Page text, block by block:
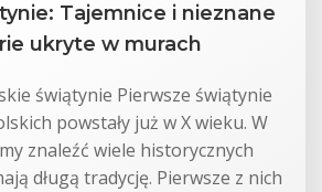
Tajemnice i nieznane
ukryte w murach
świątynie Pierwsze świątynie
powstały już w X wieku. W
znaleźć wiele historycznych
długą tradycję. Pierwsze z nich